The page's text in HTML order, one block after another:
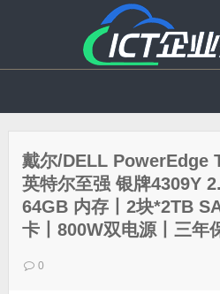
戴尔/DELL PowerEdge
英特尔至强 银牌4309Y
64GB 内存丨2块*2TB
卡丨800W双电源丨三年
0